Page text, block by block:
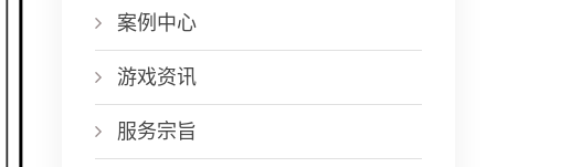
案例中心
游戏资讯
服务宗旨